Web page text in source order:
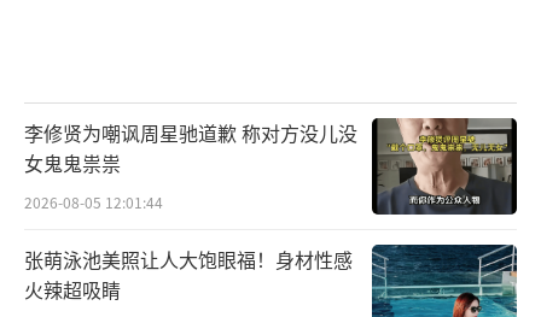
李修贤为嘲讽周星驰道歉 称对方没儿没
女鬼鬼祟祟
2026-08-05 12:01:44
张萌泳池美照让人大饱眼福！身材性感
火辣超吸睛